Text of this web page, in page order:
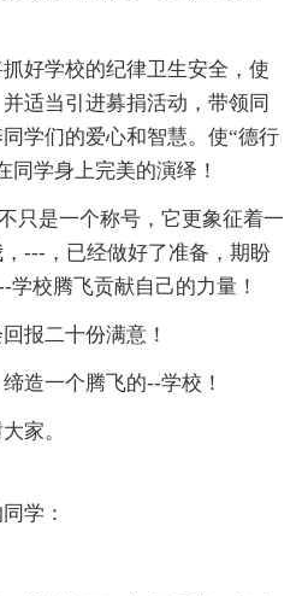
好学校的纪律卫生安全，使
适当引进募捐活动，带领同
学们的爱心和智慧。使“德行
同学身上完美的演绎！
只是一个称号，它更象征着一
---，已经做好了准备，期盼
校腾飞贡献自己的力量！
报二十份满意！
造一个腾飞的--学校！
家。
学：